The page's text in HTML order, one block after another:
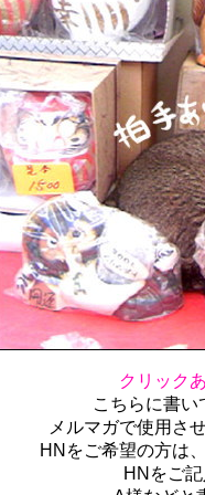
クリック
こちらに書
メルマガで使用さ
HNをご希望の方は
HNをご